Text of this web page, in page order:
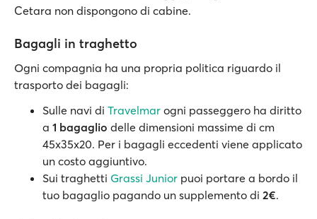
Cetara non dispongono di cabine.
Bagagli in traghetto
Ogni compagnia ha una propria politica riguardo il
trasporto dei bagagli:
Sulle navi di Travelmar ogni passeggero ha diritto
a 1 bagaglio delle dimensioni massime di cm
45x35x20. Per i bagagli eccedenti viene applicato
un costo aggiuntivo.
Sui traghetti Grassi Junior puoi portare a bordo il
tuo bagaglio pagando un supplemento di 2€.